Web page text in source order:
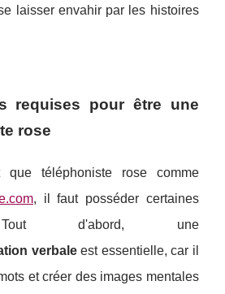
laisser envahir par les histoires
requises pour être une
rose
téléphoniste rose comme
, il faut posséder certaines
Tout d'abord, une
verbaleest essentielle, car il
et créer des images mentales